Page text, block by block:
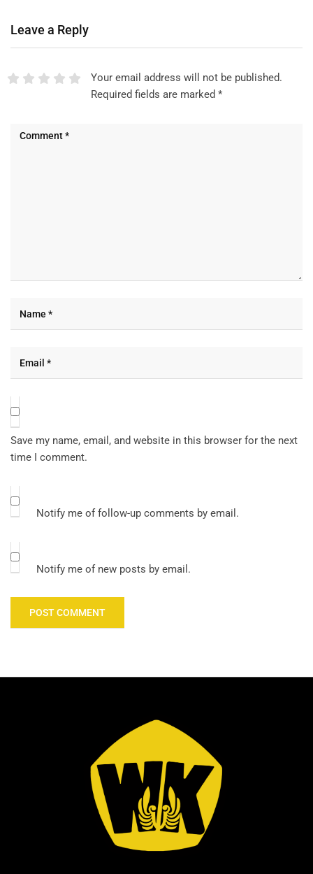
Leave a Reply
Your email address will not be published.
Required fields are marked *
Save my name, email, and website in this browser for the next
time I comment.
Notify me of follow-up comments by email.
Notify me of new posts by email.